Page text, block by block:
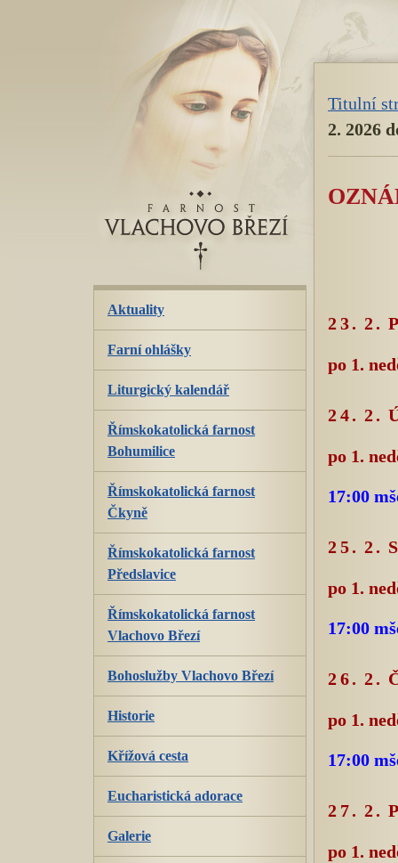
Titulní
2. 2026
23. 2.
po 1.
24. 2.
po 1.
17:00
25. 2.
po 1.
17:00
26. 2.
po 1.
17:00
27. 2.
po 1.
Aktuality
Farní ohlášky
Liturgický kalendář
Římskokatolická farnost
Bohumilice
Římskokatolická farnost
Čkyně
Římskokatolická farnost
Předslavice
Římskokatolická farnost
Vlachovo Březí
Bohoslužby Vlachovo Březí
Historie
Křížová cesta
Eucharistická adorace
Galerie